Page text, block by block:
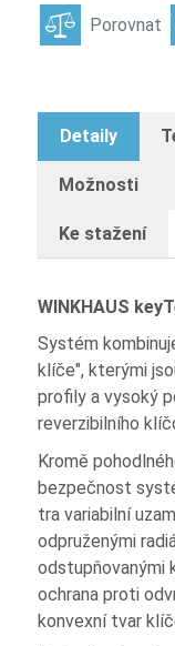
Porovnat
Detaily
Možnosti
Ke stažení
WINKHAUS
Systém
klíče", kterými
profily a vysoký
reverzibilního
Kromě
bezpečnost
tra variabilní
odpruženými
odstupňovanými
ochrana proti
konvexní tvar